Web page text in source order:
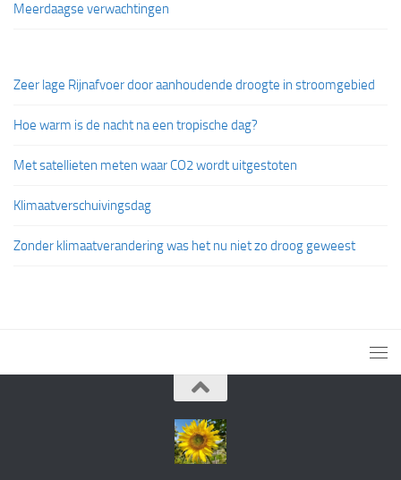
Meerdaagse verwachtingen
Zeer lage Rijnafvoer door aanhoudende droogte in stroomgebied
Hoe warm is de nacht na een tropische dag?
Met satellieten meten waar CO2 wordt uitgestoten
Klimaatverschuivingsdag
Zonder klimaatverandering was het nu niet zo droog geweest